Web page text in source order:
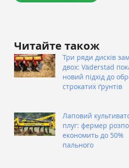
Читайте також
Три ряди дисків
двох: Väderstad
новий підхід до
строкатих ґрунтів
Лаповий
плуг: фермер
економить до 50%
пального